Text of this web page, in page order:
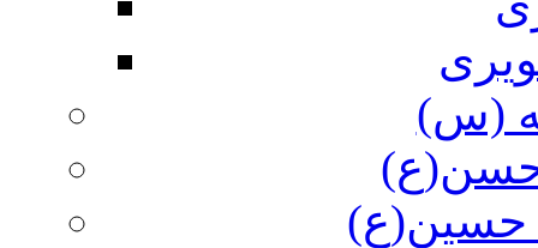
(س)
حسن(ع)
حسین(ع)